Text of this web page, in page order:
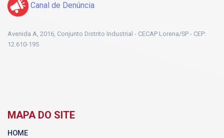
Canal de Denúncia
Avenida A, 2016, Conjunto Distrito Industrial - CECAP Lorena/SP - CEP:
12.610-195
MAPA DO SITE
HOME